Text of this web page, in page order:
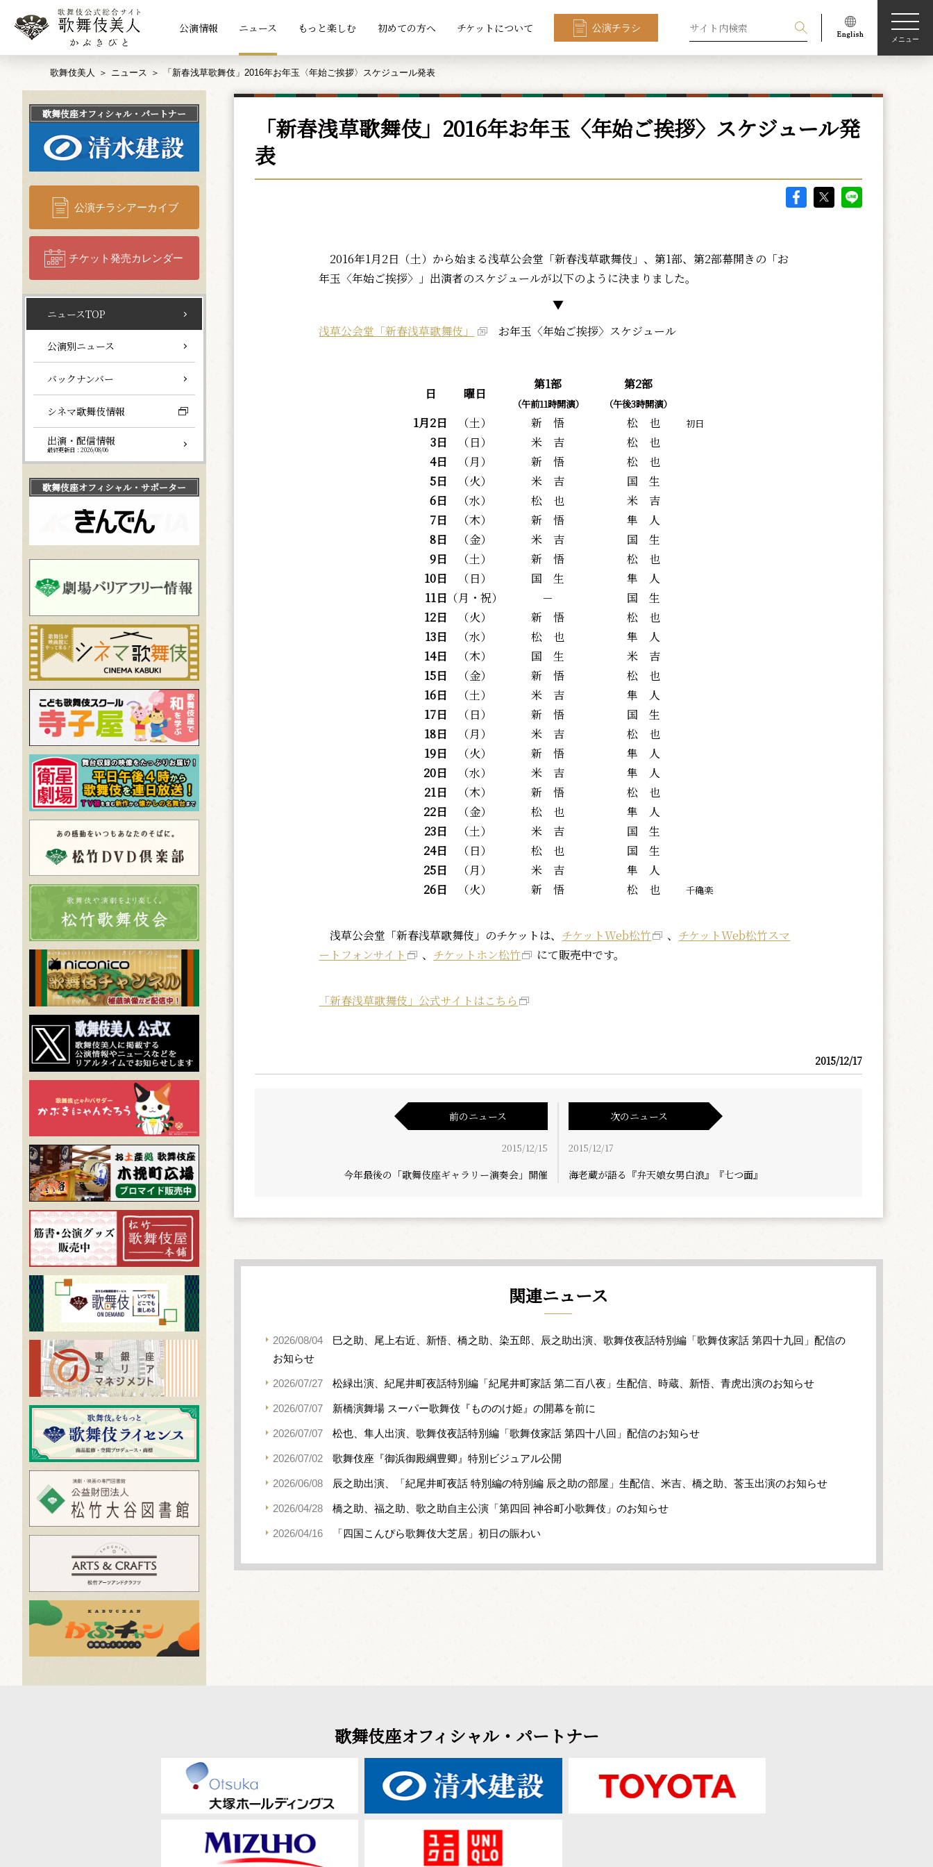
公演情報 ニュース もっと楽しむ 初めての方へ チケットについて 公演チラシ
メニュー
歌舞伎美人 ニュース 「新春浅草歌舞伎」2016年お年玉〈年始ご挨拶〉スケジュール発表
「新春浅草歌舞伎」2016年お年玉〈年始ご挨拶〉スケジュール発
表
2016年1月2日（土）から始まる浅草公会堂「新春浅草歌舞伎」、第1部、第2部幕開きの「お
年玉〈年始ご挨拶〉」出演者のスケジュールが以下のように決まりました。
▼
浅草公会堂「新春浅草歌舞伎」
お年玉〈年始ご挨拶〉スケジュール
日 曜日
第1部
（午前11時開演）
第2部
（午後3時開演）
1月2日 （土） 新 悟 松 也 初日
3日 （日） 米 吉
松 也
4日
（月） 新 悟
松 也
5日
（火） 米 吉
国 生
6日
（水） 松 也
米 吉
7日
（木） 新 悟
隼 人
8日
（金） 米 吉
国 生
9日
（土） 新 悟
松 也
10日
（日） 国 生
隼 人
11日 （月・祝） －
国 生
12日
（火） 新 悟
松 也
13日
（水） 松 也
隼 人
14日
（木） 国 生
米 吉
15日
（金） 新 悟
松 也
16日
（土） 米 吉
隼 人
17日
（日） 新 悟
国 生
18日
（月） 米 吉
松 也
19日
（火） 新 悟
隼 人
20日
（水） 米 吉
隼 人
21日
（木） 新 悟
松 也
22日
（金） 松 也
隼 人
23日
（土） 米 吉
国 生
24日
（日） 松 也
国 生
25日
（月） 米 吉
隼 人
26日
（火） 新 悟 松 也 千穐楽
浅草公会堂「新春浅草歌舞伎」のチケットは、 チケットWeb松竹 、 チケットWeb松竹スマ
ートフォンサイト
、 チケットホン松竹 にて販売中です。
「新春浅草歌舞伎」公式サイトはこちら
2015/12/17
前のニュース
2015/12/15
今年最後の「歌舞伎座ギャラリー演奏会」開催
次のニュース
2015/12/17
海老蔵が語る『弁天娘女男白浪』『七つ面』
関連ニュース
2026/08/04
巳之助、尾上右近、新悟、橋之助、染五郎、辰之助出演、歌舞伎夜話特別編「歌舞伎家話 第四十九回」配信の
お知らせ
2026/07/27 松緑出演、紀尾井町夜話特別編「紀尾井町家話 第二百八夜」生配信、時蔵、新悟、青虎出演のお知らせ
2026/07/07 新橋演舞場 スーパー歌舞伎『もののけ姫』の開幕を前に
2026/07/07 松也、隼人出演、歌舞伎夜話特別編「歌舞伎家話 第四十八回」配信のお知らせ
2026/07/02 歌舞伎座『御浜御殿綱豊卿』特別ビジュアル公開
2026/06/08 辰之助出演、「紀尾井町夜話 特別編の特別編 辰之助の部屋」生配信、米吉、橋之助、莟玉出演のお知らせ
2026/04/28 橋之助、福之助、歌之助自主公演「第四回 神谷町小歌舞伎」のお知らせ
2026/04/16 「四国こんぴら歌舞伎大芝居」初日の賑わい
歌舞伎座オフィシャル・パートナー
公演チラシアーカイブ
チケット発売カレンダー
ニュースTOP
公演別ニュース
バックナンバー
シネマ歌舞伎情報
出演・配信情報
最終更新日：2026/08/06
歌舞伎座オフィシャル・サポーター
歌舞伎座オフィシャル・パートナー